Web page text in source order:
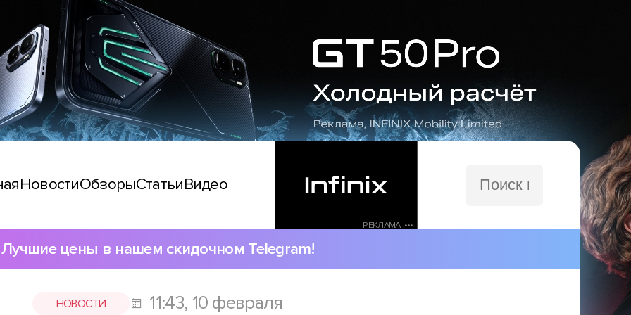
НовостиОбзорыСтатьиВидео
РЕКЛАМА •••
сайту
Лучшие цены в нашем скидочном Telegram!
НОВОСТИ 11:43, 10 февраля